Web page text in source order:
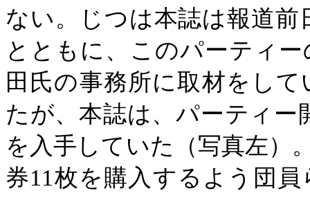
ない。じつは本誌は報道前
とともに、このパーティ
田氏の事務所に取材をし
たが、本誌は、パーティー
を入手していた（写真左）
券11枚を購入するよう団